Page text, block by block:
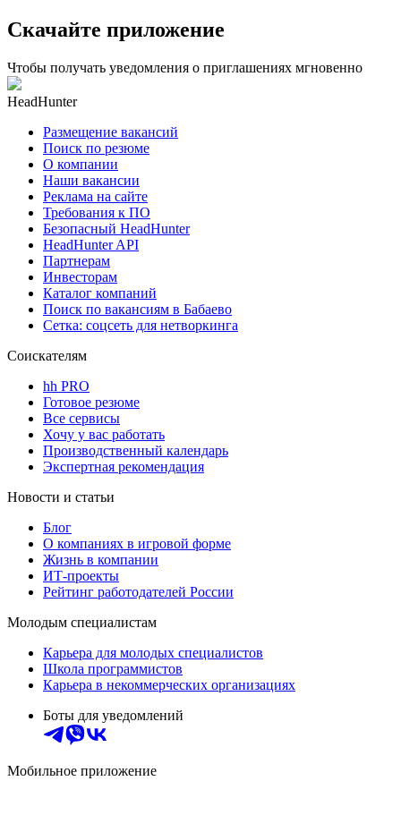
Скачайте приложение
Чтобы получать уведомления о приглашениях мгновенно
HeadHunter
Размещение вакансий
Поиск по резюме
О компании
Наши вакансии
Реклама на сайте
Требования к ПО
Безопасный HeadHunter
HeadHunter API
Партнерам
Инвесторам
Каталог компаний
Поиск по вакансиям в Бабаево
Сетка: соцсеть для нетворкинга
Соискателям
hh PRO
Готовое резюме
Все сервисы
Хочу у вас работать
Производственный календарь
Экспертная рекомендация
Новости и статьи
Блог
О компаниях в игровой форме
Жизнь в компании
ИТ-проекты
Рейтинг работодателей России
Молодым специалистам
Карьера для молодых специалистов
Школа программистов
Карьера в некоммерческих организациях
Боты для уведомлений
Мобильное приложение